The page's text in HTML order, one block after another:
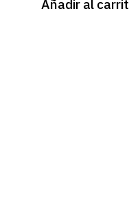
GRIS REDONDO
Añadir al